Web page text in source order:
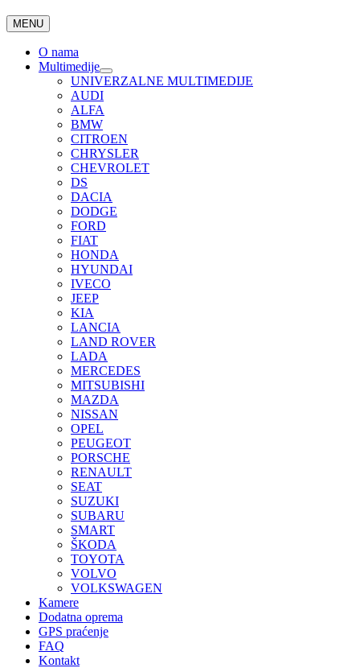
MENU
O nama
Multimedije
UNIVERZALNE MULTIMEDIJE
AUDI
ALFA
BMW
CITROEN
CHRYSLER
CHEVROLET
DS
DACIA
DODGE
FORD
FIAT
HONDA
HYUNDAI
IVECO
JEEP
KIA
LANCIA
LAND ROVER
LADA
MERCEDES
MITSUBISHI
MAZDA
NISSAN
OPEL
PEUGEOT
PORSCHE
RENAULT
SEAT
SUZUKI
SUBARU
SMART
ŠKODA
TOYOTA
VOLVO
VOLKSWAGEN
Kamere
Dodatna oprema
GPS praćenje
FAQ
Kontakt